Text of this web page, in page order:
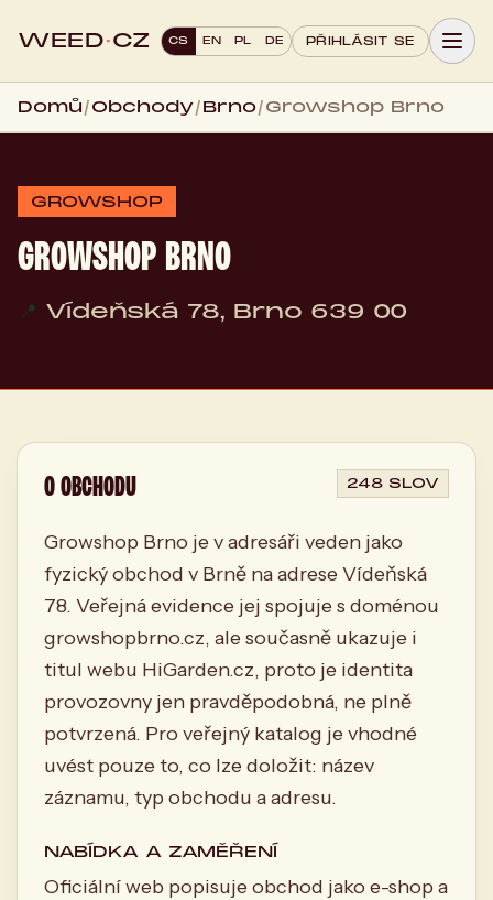
WEED·CZ CS EN PL DE PŘIHLÁSIT SE
Domů/Obchody/Brno/Growshop Brno
GROWSHOP
GROWSHOP BRNO
📍 Vídeňská 78, Brno 639 00
O OBCHODU 248 SLOV
Growshop Brno je v adresáři veden jako
fyzický obchod v Brně na adrese Vídeňská
78. Veřejná evidence jej spojuje s doménou
growshopbrno.cz, ale současně ukazuje i
titul webu HiGarden.cz, proto je identita
provozovny jen pravděpodobná, ne plně
potvrzená. Pro veřejný katalog je vhodné
uvést pouze to, co lze doložit: název
záznamu, typ obchodu a adresu.
NABÍDKA A ZAMĚŘENÍ
Oficiální web popisuje obchod jako e-shop a